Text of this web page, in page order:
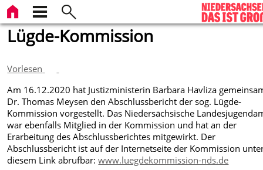
Lügde-Kommission
Vorlesen
Am 16.12.2020 hat Justizministerin Barbara Havliza
Dr. Thomas Meysen den Abschlussbericht der sog. Lügde-
Kommission vorgestellt. Das Niedersächsische
war ebenfalls Mitglied in der Kommission und hat an der
Erarbeitung des Abschlussberichtes mitgewirkt. Der
Abschlussbericht ist auf der Internetseite der Kommission
diesem Link abrufbar:www.luegdekommission-nds.de